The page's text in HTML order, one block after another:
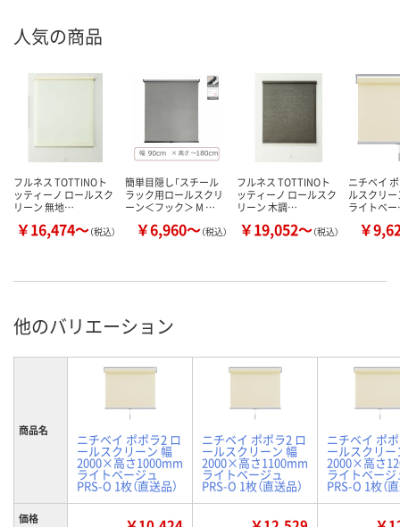
人気の商品
フルネス TOTTINOト
ッティーノ ロールスク
リーン 無地…
￥16,474～（税込）
簡単目隠し「スチール
ラック用ロールスクリ
ーン＜フック＞ M …
￥6,960～（税込）
フルネス TOTTINOト
ッティーノ ロールスク
リーン 木調…
￥19,052～（税込）
ニチベイ
ルスクリ
ライトベ
￥
他のバリエーション
商品名
ニチベイ ポポラ2 ロ
ールスクリーン 幅
2000×高さ1000mm
ライトベージュ
PRS-O 1枚（直送品）
ニチベイ ポポラ2 ロ
ールスクリーン 幅
2000×高さ1100mm
ライトベージュ
PRS-O 1枚（直送品）
ニチベイ ポ
ールスクリー
2000×高さ
ライトベージ
PRS-O 1枚（
価格